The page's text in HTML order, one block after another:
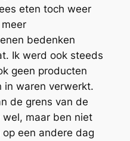
eten toch weer
bedenken
Ik werd ook steeds
geen producten
in waren verwerkt.
de grens van de
maar ben niet
een andere dag